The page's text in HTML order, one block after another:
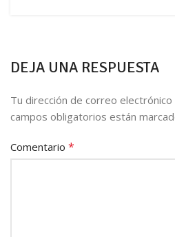
DEJA UNA RESPUESTA
Tu dirección de correo electrónico
campos obligatorios están
Comentario *